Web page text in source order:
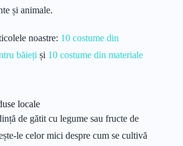
și animale.
noastre: 10 costume din
băieți și 10 costume din materiale
locale
de gătit cu legume sau fructe de
le celor mici despre cum se cultivă